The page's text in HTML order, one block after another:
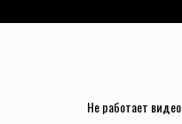
Не работает